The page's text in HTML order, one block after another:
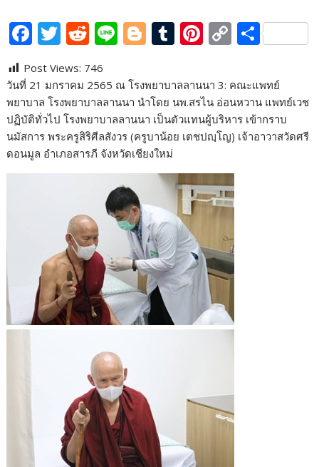
F
e
b
o
o
k
T
itt
er
R
d
di
t
Li
e
Bl
g
g
er
T
m
bl
r
Pi
er
e
st
C
p
y
Li
n
k
S
ar
e
Post Views: 746
วันที่ 21 มกราคม 2565 ณ โรงพยาบาลลานนา 3: คณะแพทย์
พยาบาล โรงพยาบาลลานนา นำโดย นพ.สรไน อ่อนหวาน แพทย์เวช
ปฏิบัติทั่วไป โรงพยาบาลลานนา เป็นตัวแทนผู้บริหาร เข้ากราบ
นมัสการ พระครูสิริศีลสังวร (ครูบาน้อย เตชปญฺโญ) เจ้าอาวาสวัดศรี
ดอนมูล อำเภอสารภี จังหวัดเชียงใหม่